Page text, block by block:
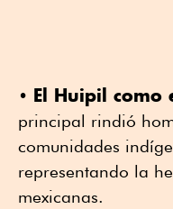
• El Huipil como
principal rindió
comunidades
representando la
mexicanas.